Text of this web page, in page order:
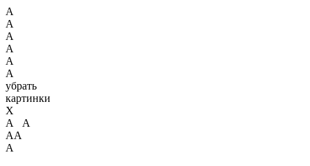
А
А
А
А
А
А
убрать
картинки
X
А А
АА
А